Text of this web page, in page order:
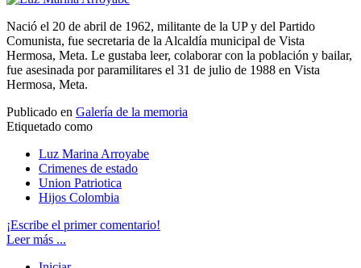
Nació el 20 de abril de 1962, militante de la UP y del Partido
Comunista, fue secretaria de la Alcaldía municipal de Vista
Hermosa, Meta. Le gustaba leer, colaborar con la población y bailar,
fue asesinada por paramilitares el 31 de julio de 1988 en Vista
Hermosa, Meta.
Publicado en Galería de la memoria
Etiquetado como
Luz Marina Arroyabe
Crimenes de estado
Union Patriotica
Hijos Colombia
¡Escribe el primer comentario!
Leer más ...